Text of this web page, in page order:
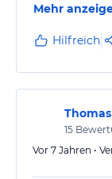
Mehr
Hilfreich
Thomas
15
Vor 7 Jahren •